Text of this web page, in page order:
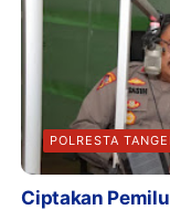
POLRESTA
Ciptakan